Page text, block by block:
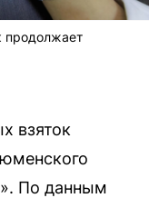
продолжает
взяток
По данным